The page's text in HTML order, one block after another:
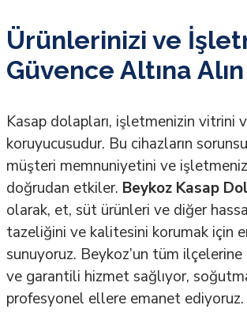
Ürünlerinizi ve
Güvence Altına Alın
Kasap dolapları, işletmenizin vitrini
koruyucusudur. Bu cihazların
müşteri memnuniyetini ve
doğrudan etkiler. Beykoz Kasap
olarak, et, süt ürünleri ve diğer
tazeliğini ve kalitesini korumak için
sunuyoruz. Beykoz’un tüm ilçelerine
ve garantili hizmet sağlıyor,
profesyonel ellere emanet ediyoruz.